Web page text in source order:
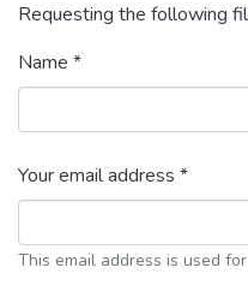
Requesting the following
Name *
Your email address *
This email address is used